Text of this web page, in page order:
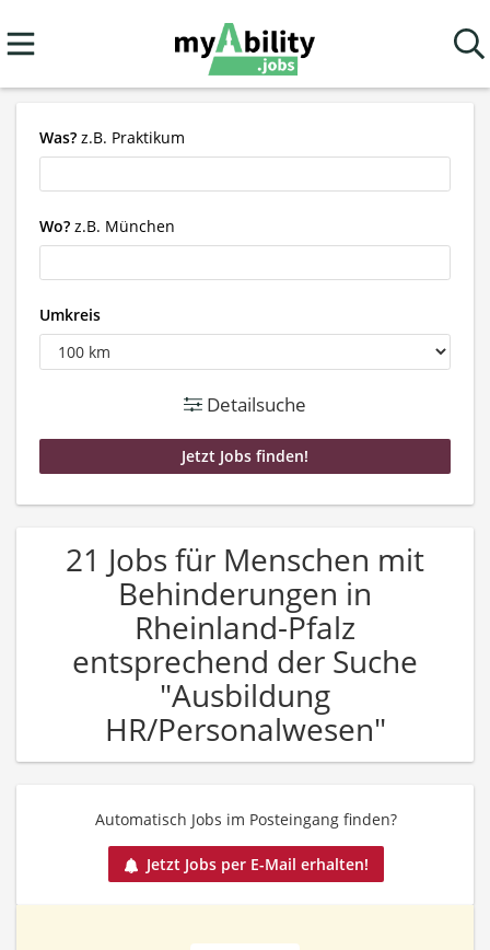
Was? z.B. Praktikum
Wo? z.B. München
Umkreis
Detailsuche
21 Jobs für Menschen mit
Behinderungen in
Rheinland-Pfalz
entsprechend der Suche
"Ausbildung
HR/Personalwesen"
Automatisch Jobs im Posteingang finden?
Jetzt Jobs per E-Mail erhalten!